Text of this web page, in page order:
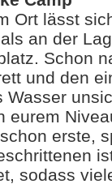
Ort lässt
an der
Schon
und den
Wasser
eurem
erste,
sodass